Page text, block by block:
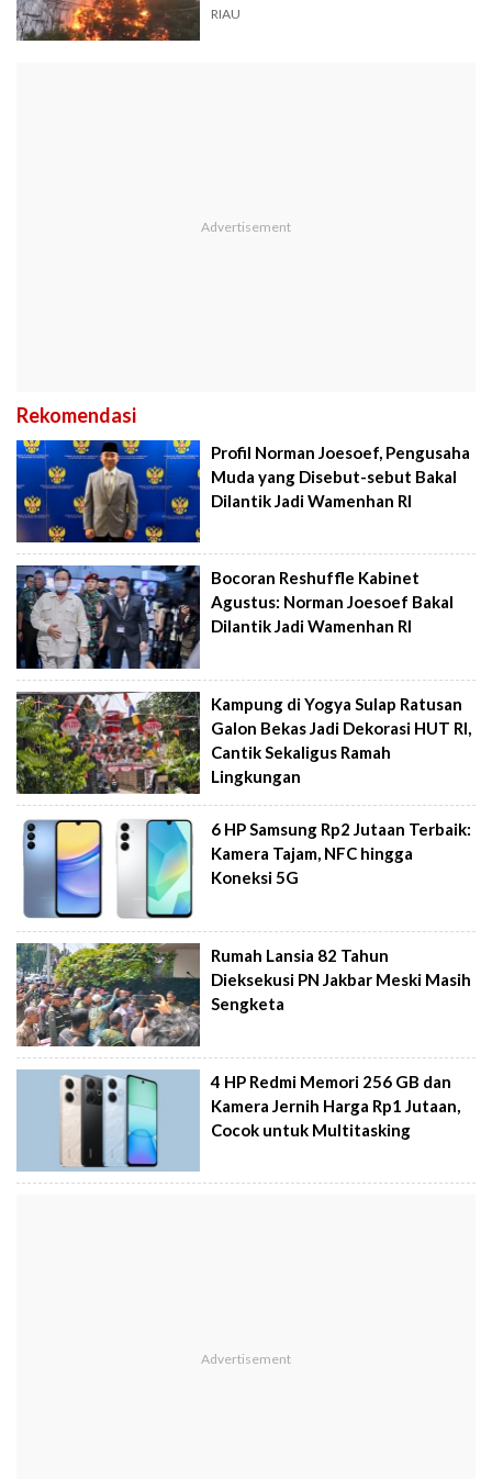
RIAU
Rekomendasi
Profil Norman Joesoef, Pengusaha
Muda yang Disebut-sebut Bakal
Dilantik Jadi Wamenhan RI
Bocoran Reshuffle Kabinet
Agustus: Norman Joesoef Bakal
Dilantik Jadi Wamenhan RI
Kampung di Yogya Sulap Ratusan
Galon Bekas Jadi Dekorasi HUT RI,
Cantik Sekaligus Ramah
Lingkungan
6 HP Samsung Rp2 Jutaan Terbaik:
Kamera Tajam, NFC hingga
Koneksi 5G
Rumah Lansia 82 Tahun
Dieksekusi PN Jakbar Meski Masih
Sengketa
4 HP Redmi Memori 256 GB dan
Kamera Jernih Harga Rp1 Jutaan,
Cocok untuk Multitasking